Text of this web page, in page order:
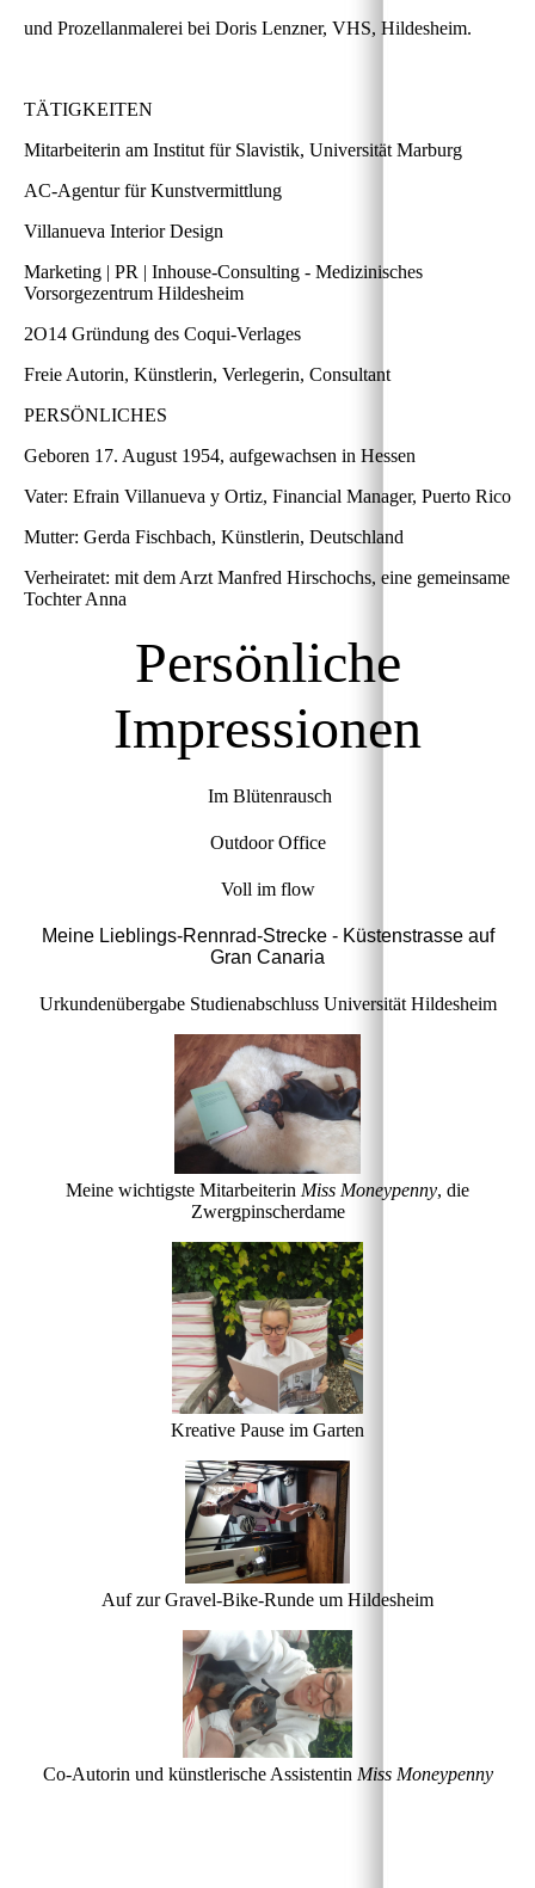
und Prozellanmalerei bei Doris Lenzner, VHS, Hildesheim.
TÄTIGKEITEN
Mitarbeiterin am Institut für Slavistik, Universität Marburg
AC-Agentur für Kunstvermittlung
Villanueva Interior Design
Marketing | PR | Inhouse-Consulting - Medizinisches
Vorsorgezentrum Hildesheim
2O14 Gründung des Coqui-Verlages
Freie Autorin, Künstlerin, Verlegerin, Consultant
PERSÖNLICHES
Geboren 17. August 1954, aufgewachsen in Hessen
Vater: Efrain Villanueva y Ortiz, Financial Manager, Puerto Rico
Mutter: Gerda Fischbach, Künstlerin, Deutschland
Verheiratet: mit dem Arzt Manfred Hirschochs, eine gemeinsame
Tochter Anna
Persönliche
Impressionen
Im Blütenrausch
Outdoor Office
Voll im flow
Meine Lieblings-Rennrad-Strecke - Küstenstrasse auf
Gran Canaria
Urkundenübergabe Studienabschluss Universität Hildesheim
Meine wichtigste Mitarbeiterin Miss Moneypenny, die
Zwergpinscherdame
Kreative Pause im Garten
Auf zur Gravel-Bike-Runde um Hildesheim
Co-Autorin und künstlerische Assistentin Miss Moneypenny